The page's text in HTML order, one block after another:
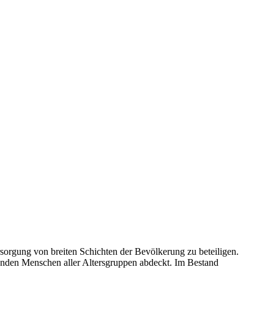
von breiten Schichten der Bevölkerung zu beteiligen.
Menschen aller Altersgruppen abdeckt. Im Bestand